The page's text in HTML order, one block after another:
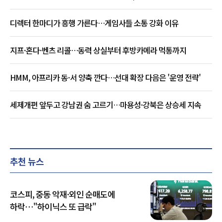
디렉터 한마디가 흥행 가른다…게임사들 소통 강화 이유
지프·혼다·벤츠 리콜…동력 상실부터 후방카메라 먹통까지
HMM, 아프리카 동·서 양축 깐다…선대 확장 다음은 '운영 전략'
세제개편 앞두고 강남권 숨 고르기…마용성·강북은 상승세 지속
추천 뉴스
코스피, 중동 악재·외인 순매도에
하락…"하이닉스 또 급락"